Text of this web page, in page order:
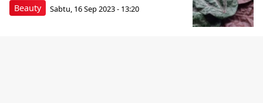
Beauty Sabtu, 16 Sep 2023 - 13:20